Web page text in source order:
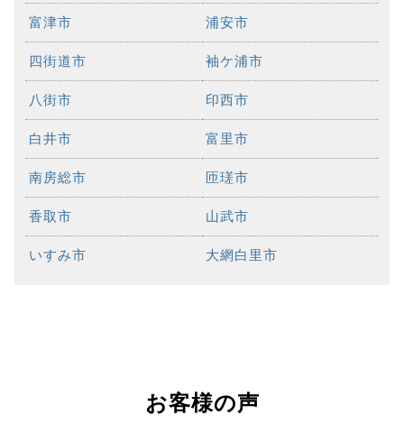
富津市 浦安市
四街道市 袖ケ浦市
八街市 印西市
白井市 富里市
南房総市 匝瑳市
香取市 山武市
いすみ市 大網白里市
お客様の声